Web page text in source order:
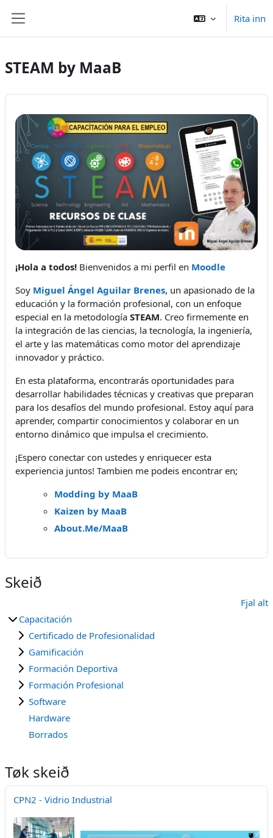
Rita inn
STEAM by MaaB
¡Hola a todos! Bienvenidos a mi perfil en Moodle
Soy Miguel Ángel Aguilar Brenes, un apasionado de la
educación y la formación profesional, con un enfoque
especial en la metodología STEAM. Creo firmemente en
la integración de las ciencias, la tecnología, la ingeniería,
el arte y las matemáticas como motor del aprendizaje
innovador y práctico.
En esta plataforma, encontrarás oportunidades para
desarrollar habilidades técnicas y creativas que preparan
para los desafíos del mundo profesional. Estoy aquí para
aprender, compartir conocimientos y colaborar en un
entorno dinámico que impulsa el crecimiento.
¡Espero conectar con ustedes y enriquecer esta
experiencia juntos! Tambien me podeis encontrar en;
Modding by MaaB
Kaizen by MaaB
About.Me/MaaB
Skeið
Fjal alt
Capacitación
Certificado de Profesionalidad
Gamificación
Formación Deportiva
Formación Profesional
Software
Hardware
Borrados
Tøk skeið
CPN2 - Vidrio Industrial